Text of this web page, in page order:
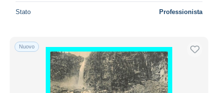
Stato Professionista
Nuovo